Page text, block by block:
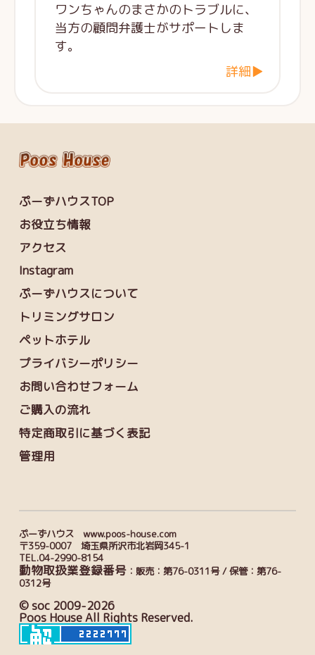
ワンちゃんのまさかのトラブルに、
当方の顧問弁護士がサポートしま
す。
詳細▶
ぷーずハウスTOP
お役立ち情報
アクセス
Instagram
ぷーずハウスについて
トリミングサロン
ペットホテル
プライバシーポリシー
お問い合わせフォーム
ご購入の流れ
特定商取引に基づく表記
管理用
ぷーずハウス www.poos-house.com
〒359-0007 埼玉県所沢市北岩岡345-1
TEL.04-2990-8154
動物取扱業登録番号：販売：第76-0311号 / 保管：第76-
0312号
© soc 2009-2026
Poos House All Rights Reserved.